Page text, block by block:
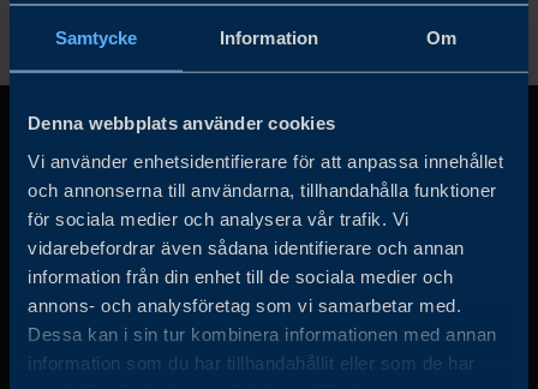
Samtycke Information Om
Denna webbplats använder cookies
Vi använder enhetsidentifierare för att anpassa innehållet
och annonserna till användarna, tillhandahålla funktioner
för sociala medier och analysera vår trafik. Vi
vidarebefordrar även sådana identifierare och annan
information från din enhet till de sociala medier och
annons- och analysföretag som vi samarbetar med.
Dessa kan i sin tur kombinera informationen med annan
information som du har tillhandahållit eller som de har
Business Sweden arbetar på uppdrag av regeringen och
det privata näringslivet för att hjälpa svenska företag att